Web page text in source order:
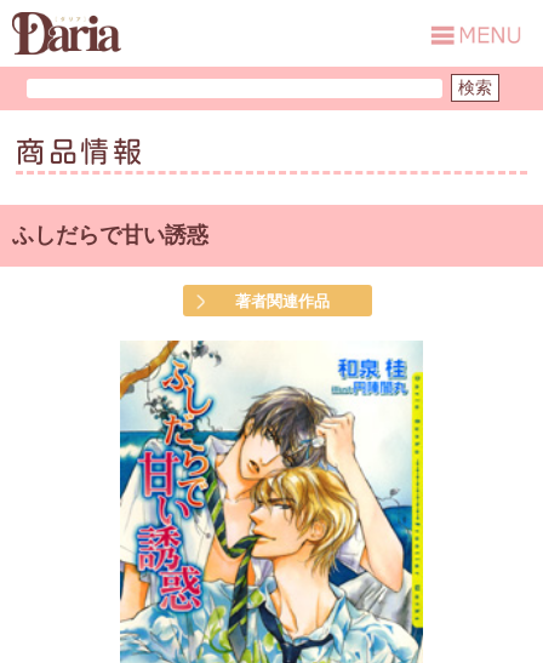
商品情報
ふしだらで甘い誘惑
著者関連作品